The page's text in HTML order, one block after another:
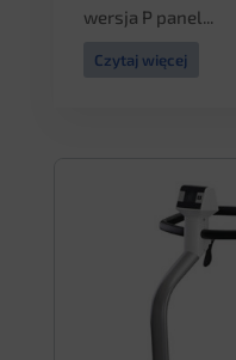
wersja P panel...
Czytaj więcej